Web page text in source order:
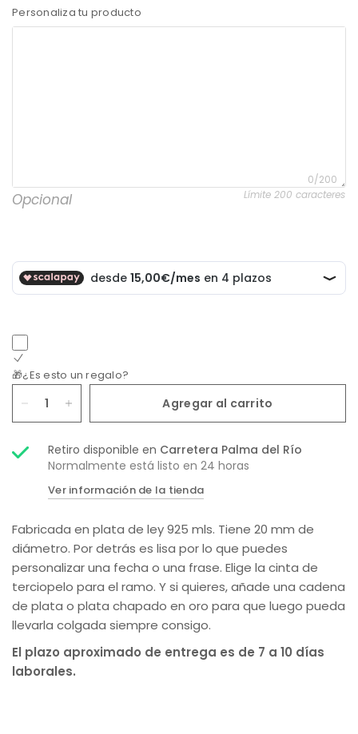
Personaliza tu producto
0/200
Límite 200 caracteres
Opcional
🎁¿Es esto un regalo?
Agregar al carrito
Retiro disponible en Carretera Palma del Río
Normalmente está listo en 24 horas
Ver información de la tienda
Fabricada en plata de ley 925 mls. Tiene 20 mm de
diámetro. Por detrás es lisa por lo que puedes
personalizar una fecha o una frase. Elige la cinta de
terciopelo para el ramo. Y si quieres, añade una cadena
de plata o plata chapado en oro para que luego pueda
llevarla colgada siempre consigo.
El plazo aproximado de entrega es de 7 a 10 días
laborales.